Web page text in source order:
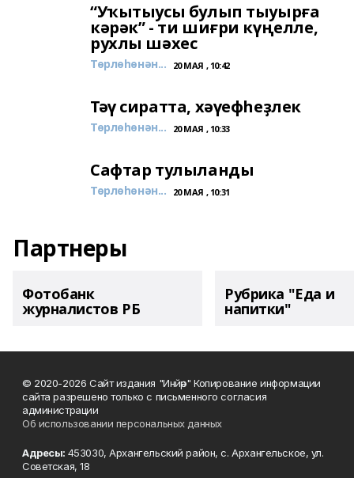
“Уҡытыусы булып тыуырға
кәрәк” - ти шиғри күңелле,
рухлы шәхес
Төрлөһөнән... 20 МАЯ , 10:42
Тәү сиратта, хәүефһеҙлек
Төрлөһөнән... 20 МАЯ , 10:33
Сафтар тулыланды
Төрлөһөнән... 20 МАЯ , 10:31
Партнеры
Фотобанк
журналистов РБ
Рубрика "Еда и
напитки"
© 2020-2026 Сайт издания "Инйәр" Копирование информации
сайта разрешено только с письменного согласия
администрации
Об использовании персональных данных
Адресы: 453030, Архангельский район, с. Архангельское, ул.
Советская, 18